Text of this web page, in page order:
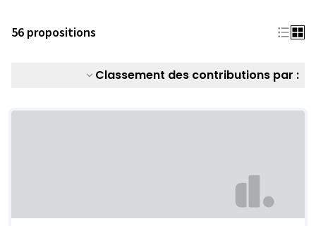
56 propositions
Classement des contributions par :